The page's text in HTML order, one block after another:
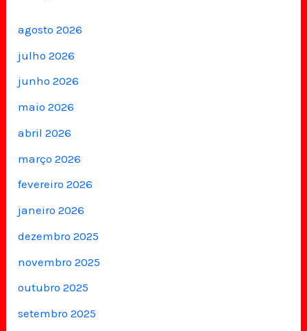
agosto 2026
julho 2026
junho 2026
maio 2026
abril 2026
março 2026
fevereiro 2026
janeiro 2026
dezembro 2025
novembro 2025
outubro 2025
setembro 2025